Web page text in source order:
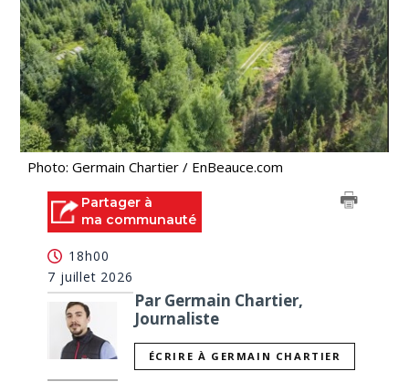
Photo: Germain Chartier / EnBeauce.com
Partager à
ma communauté
18h00
7 juillet 2026
Par Germain Chartier,
Journaliste
ÉCRIRE À GERMAIN CHARTIER